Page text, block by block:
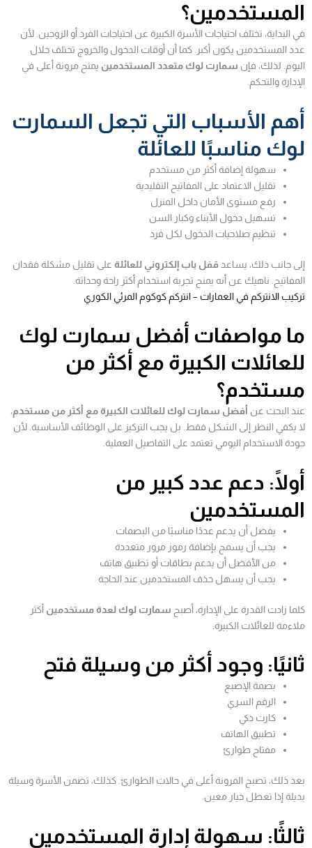
المستخدمين؟
في البداية، تختلف احتياجات الأسرة الكبيرة عن احتياجات الفرد أو الزوجين. لأن
عدد المستخدمين يكون أكبر. كما أن أوقات الدخول والخروج تختلف خلال
اليوم. لذلك، فإن سمارت لوك متعدد المستخدمين يمنح مرونة أعلى في
الإدارة والتحكم.
أهم الأسباب التي تجعل السمارت
لوك مناسبًا للعائلة
سهولة إضافة أكثر من مستخدم
تقليل الاعتماد على المفاتيح التقليدية
رفع مستوى الأمان داخل المنزل
تسهيل دخول الأبناء وكبار السن
تنظيم صلاحيات الدخول لكل فرد
إلى جانب ذلك، يساعد قفل باب إلكتروني للعائلة على تقليل مشكلة فقدان
المفاتيح. ناهيك عن أنه يمنح تجربة استخدام أكثر راحة وحداثة.
تركيب الانتركم في العمارات – انتركم كوكوم المرئي الكوري
ما مواصفات أفضل سمارت لوك
للعائلات الكبيرة مع أكثر من
مستخدم؟
عند البحث عن أفضل سمارت لوك للعائلات الكبيرة مع أكثر من مستخدم،
لا يكفي النظر إلى الشكل فقط. بل يجب التركيز على الوظائف الأساسية. لأن
جودة الاستخدام اليومي تعتمد على التفاصيل العملية.
أولًا: دعم عدد كبير من
المستخدمين
يفضل أن يدعم عددًا مناسبًا من البصمات
يجب أن يسمح بإضافة رموز مرور متعددة
من الأفضل أن يدعم بطاقات أو تطبيق هاتف
يجب أن يسهل حذف المستخدمين عند الحاجة
كلما زادت القدرة على الإدارة، أصبح سمارت لوك لعدة مستخدمين أكثر
ملاءمة للعائلات الكبيرة.
ثانيًا: وجود أكثر من وسيلة فتح
بصمة الإصبع
الرقم السري
كارت ذكي
تطبيق الهاتف
مفتاح طوارئ
بعد ذلك، تصبح المرونة أعلى في حالات الطوارئ. كذلك، تضمن الأسرة وسيلة
بديلة إذا تعطل خيار معين.
ثالثًا: سهولة إدارة المستخدمين